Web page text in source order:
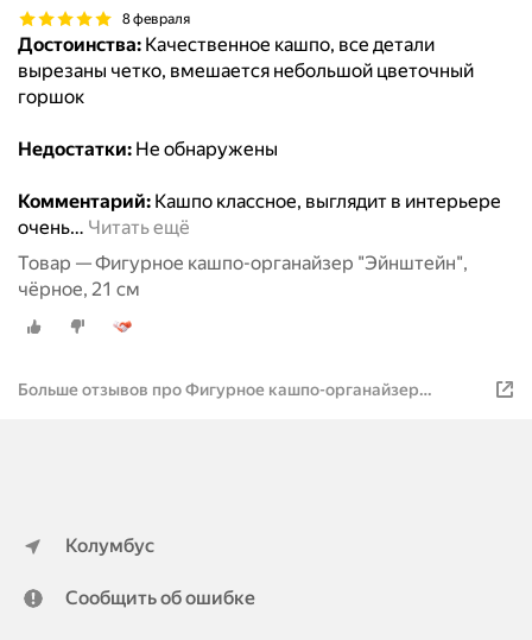
8 февраля
Достоинства: Качественное кашпо, все детали
вырезаны четко, вмешается небольшой цветочный
горшок
Недостатки: Не обнаружены
Комментарий: Кашпо классное, выглядит в интерьере
очень… Читать ещё
Товар — Фигурное кашпо-органайзер "Эйнштейн",
чёрное, 21 см
Больше отзывов про Фигурное кашпо-органайзер
Колумбус
Сообщить об ошибке